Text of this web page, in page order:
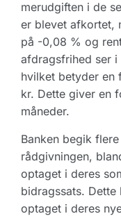
merudgiften i de
er blevet afkortet,
på -0,08 % og
afdragsfrihed ser
hvilket betyder
kr. Dette giver en
måneder.
Banken begik
rådgivningen,
optaget i deres
bidragssats.
optaget i deres